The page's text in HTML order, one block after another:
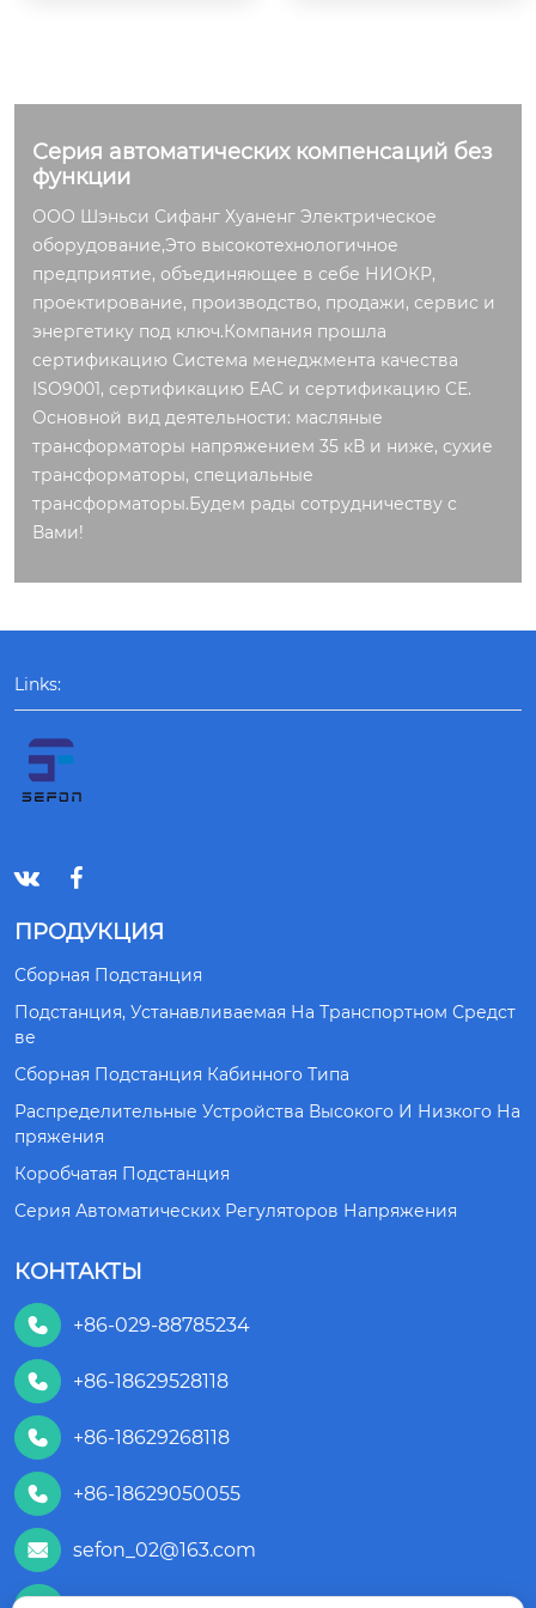
и вне трансформат
жиме реального вр
емени напряжение
и ток линии, после
расчета и обработк
и, контроллер выда
ется вход или удале
ние инструкции, ко
нтролировать вакуу
мный контактор пе
реключения действ
ия, так что для дост
Серия автоматических компенсаций без
функции
ООО Шэньси Сифанг Хуаненг Электрическое
оборудование,Это высокотехнологичное
предприятие, объединяющее в себе НИОКР,
проектирование, производство, продажи, сервис и
энергетику под ключ.Компания прошла
сертификацию Система менеджмента качества
ISO9001, сертификацию ЕАС и сертификацию СЕ.
Основной вид деятельности: масляные
трансформаторы напряжением 35 кВ и ниже, сухие
трансформаторы, специальные
трансформаторы.Будем рады сотрудничеству с
Вами!
Links:
 
ПРОДУКЦИЯ
Сборная Подстанция
Подстанция, Устанавливаемая На Транспортном Средст
Ве
Сборная Подстанция Кабинного Типа
Распределительные Устройства Высокого И Низкого На
Пряжения
Коробчатая Подстанция
Серия Автоматических Регуляторов Напряжения
КОНТАКТЫ
 +86-029-88785234
 +86-18629528118
 +86-18629268118
 +86-18629050055
 sefon_02@163.com